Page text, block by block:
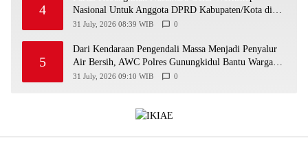
4
Nasional Untuk Anggota DPRD Kabupaten/Kota di
Yogyakarta
31 July, 2026 08:39 WIB 0
5
Dari Kendaraan Pengendali Massa Menjadi Penyalur
Air Bersih, AWC Polres Gunungkidul Bantu Warga
Kekeringan
31 July, 2026 09:10 WIB 0